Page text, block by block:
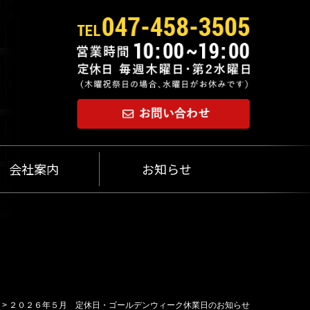
会社案内 お知らせ
> ２０２６年５月 定休日・ゴールデンウィーク休業日のお知らせ